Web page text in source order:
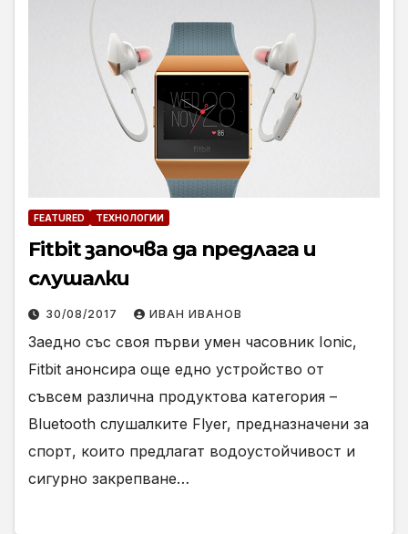
FEATURED ТЕХНОЛОГИИ
Fitbit започва да предлага и
слушалки
30/08/2017 ИВАН ИВАНОВ
Заедно със своя първи умен часовник Ionic,
Fitbit анонсира още едно устройство от
съвсем различна продуктова категория –
Bluetooth слушалките Flyer, предназначени за
спорт, които предлагат водоустойчивост и
сигурно закрепване…